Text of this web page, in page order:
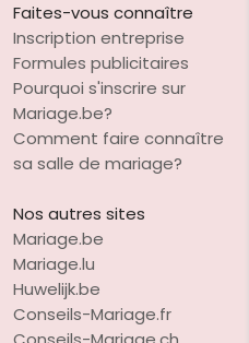
Faites-vous connaître
Inscription entreprise
Formules publicitaires
Pourquoi s'inscrire sur
Mariage.be?
Comment faire connaître
sa salle de mariage?
Nos autres sites
Mariage.be
Mariage.lu
Huwelijk.be
Conseils-Mariage.fr